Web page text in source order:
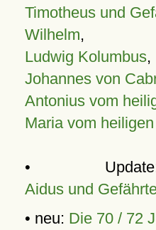
Timotheus und
Wilhelm,
Ludwig Kolumbus,
Johannes von
Antonius vom
Maria vom
•
Aidus und
• neu: Die 70 / 72